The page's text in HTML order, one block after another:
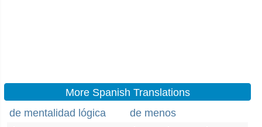
More Spanish Translations
de mentalidad lógica
de menos